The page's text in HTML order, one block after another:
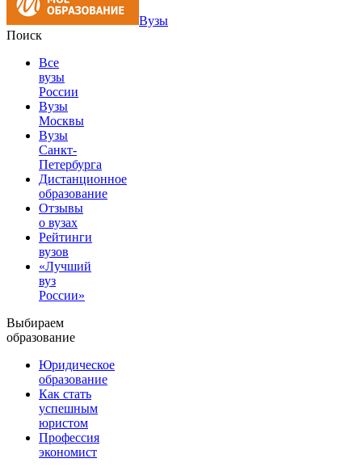
Вузы
Поиск
Все
вузы
России
Вузы
Москвы
Вузы
Санкт-
Петербурга
Дистанционное
образование
Отзывы
о вузах
Рейтинги
вузов
«Лучший
вуз
России»
Выбираем
образование
Юридическое
образование
Как стать
успешным
юристом
Профессия
экономист